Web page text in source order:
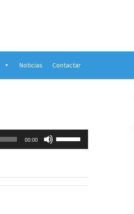
Noticias Contactar
00:00